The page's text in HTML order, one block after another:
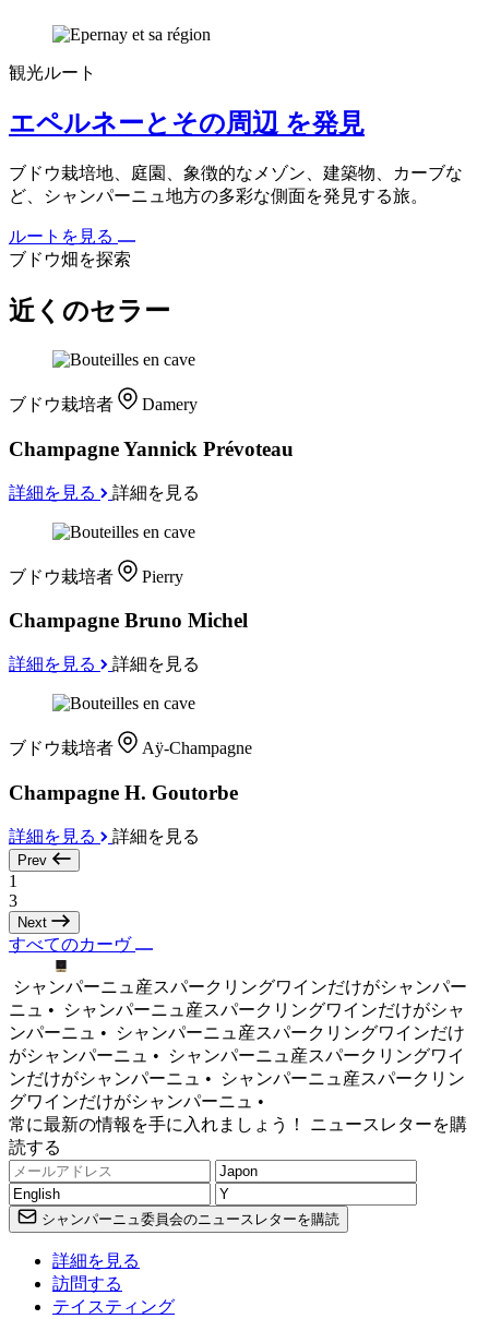
観光ルート
エペルネーとその周辺 を発見
ブドウ栽培地、庭園、象徴的なメゾン、建築物、カーブな
ど、シャンパーニュ地方の多彩な側面を発見する旅。
ルートを見る
ブドウ畑を探索
近くのセラー
ブドウ栽培者 Damery
Champagne Yannick Prévoteau
詳細を見る 詳細を見る
ブドウ栽培者 Pierry
Champagne Bruno Michel
詳細を見る 詳細を見る
ブドウ栽培者 Aÿ-Champagne
Champagne H. Goutorbe
詳細を見る 詳細を見る
Prev
1
3
Next
すべてのカーヴ
シャンパーニュ産スパークリングワインだけがシャンパー
ニュ •
シャンパーニュ産スパークリングワインだけがシャ
ンパーニュ •
シャンパーニュ産スパークリングワインだけ
がシャンパーニュ •
シャンパーニュ産スパークリングワイ
ンだけがシャンパーニュ •
シャンパーニュ産スパークリン
グワインだけがシャンパーニュ •
常に最新の情報を手に入れましょう！ ニュースレターを購
読する
シャンパーニュ委員会のニュースレターを購読
詳細を見る
訪問する
テイスティング